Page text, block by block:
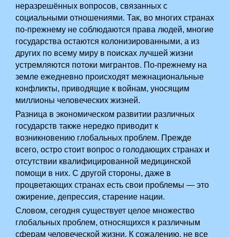
неразрешённых вопросов, связанных с
социальными отношениями. Так, во многих странах
по-прежнему не соблюдаются права людей, многие
государства остаются колонизированными, а из
других по всему миру в поисках лучшей жизни
устремляются потоки мигрантов. По-прежнему на
земле ежедневно происходят межнациональные
конфликты, приводящие к войнам, уносящим
миллионы человеческих жизней.
Разница в экономическом развитии различных
государств также нередко приводит к
возникновению глобальных проблем. Прежде
всего, остро стоит вопрос о голодающих странах и
отсутствии квалифицированной медицинской
помощи в них. С другой стороны, даже в
процветающих странах есть свои проблемы — это
ожирение, депрессия, старение нации.
Словом, сегодня существует целое множество
глобальных проблем, относящихся к различным
сферам человеческой жизни. К сожалению, не все